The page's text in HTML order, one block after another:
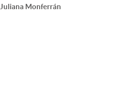
Juliana Monferrán